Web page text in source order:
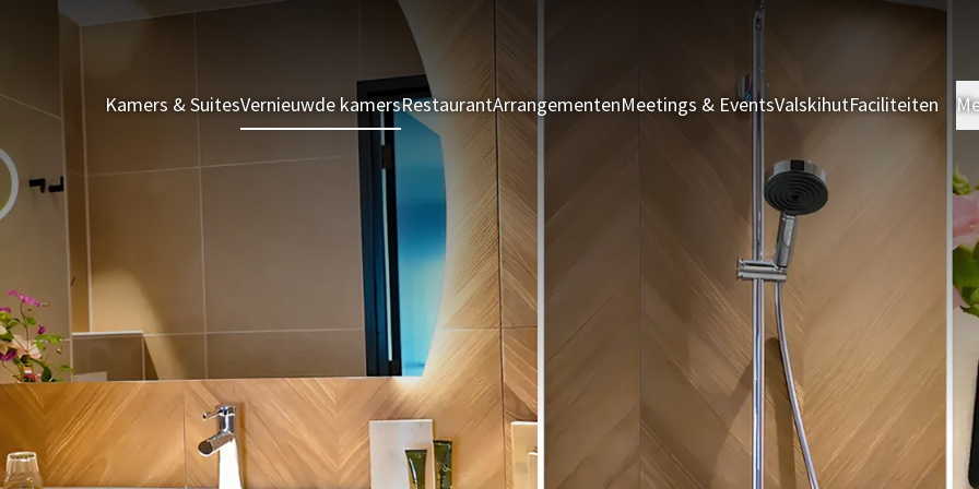
Kamers & SuitesVernieuwde kamersRestaurantArrangementenMeetings & EventsValskihutFaciliteiten